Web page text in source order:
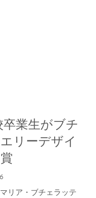
業生がブチ
リーデザイ
リア・ブチェラッテ